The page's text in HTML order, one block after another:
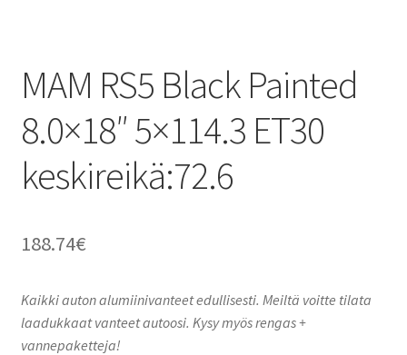
MAM RS5 Black Painted
8.0×18″ 5×114.3 ET30
keskireikä:72.6
188.74€
Kaikki auton alumiinivanteet edullisesti. Meiltä voitte tilata
laadukkaat vanteet autoosi. Kysy myös rengas +
vannepaketteja!